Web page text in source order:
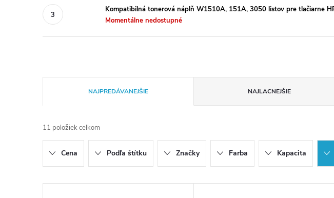
Kompatibilná tonerová náplň W1510A, 151A, 3050 listov pre tlačiarne
Momentálne nedostupné
a
d
e
n
NAJPREDÁVANEJŠIE NAJLACNEJŠIE
11 položiek celkom
Cena Podľa štítku Značky Farba Kapacita